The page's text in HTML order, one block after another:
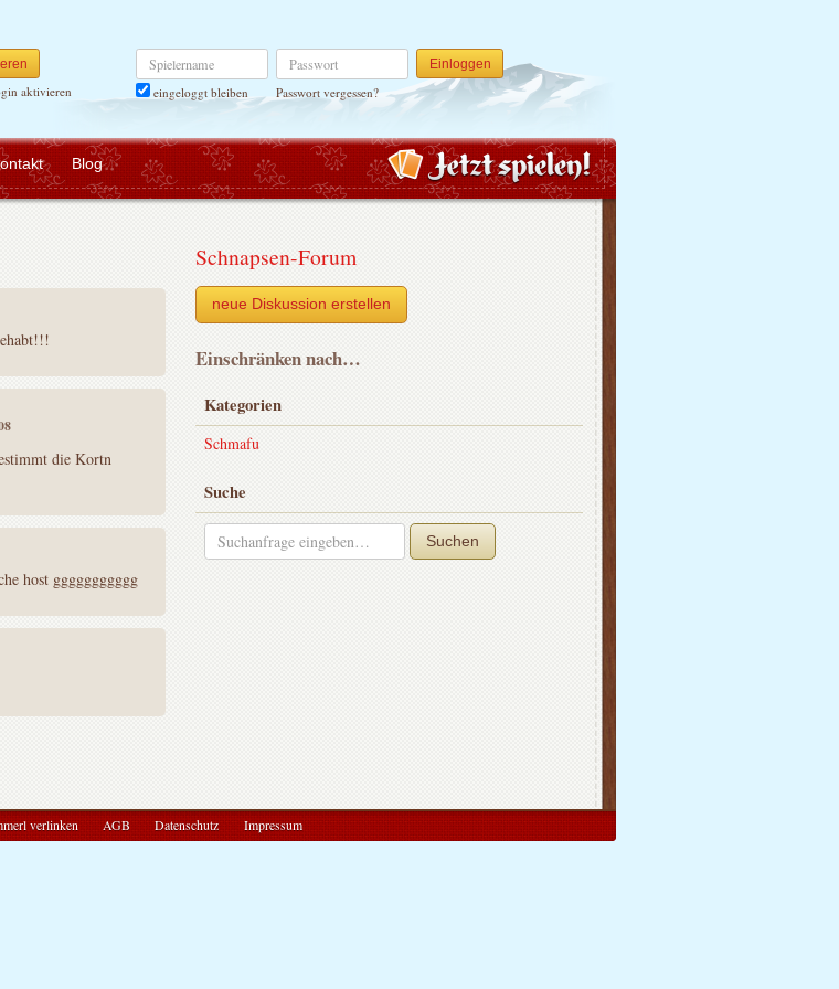
aktivieren
Spielername
eingeloggt bleiben
Passwort Einloggen
Passwort vergessen?
Blog
die Kortn
host ggggggggggg
Schnapsen-Forum
neue Diskussion erstellen
Einschränken nach…
Kategorien
Schmafu
Suche
Suchen
verlinken AGB Datenschutz Impressum